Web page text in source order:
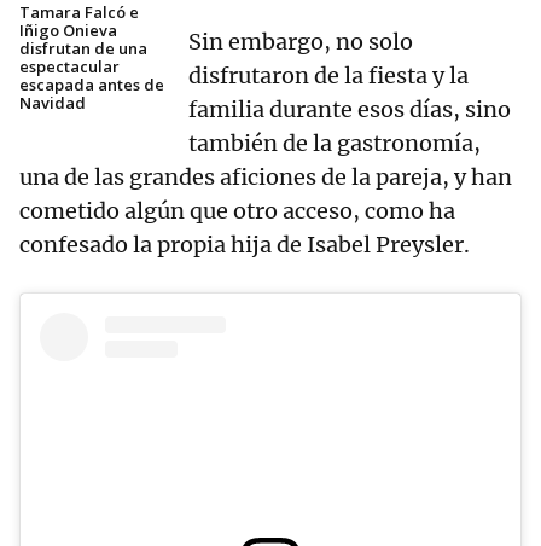
Tamara Falcó e
Iñigo Onieva
disfrutan de una
espectacular
escapada antes de
Navidad
Sin embargo, no solo
disfrutaron de la fiesta y la
familia durante esos días, sino
también de la gastronomía,
una de las grandes aficiones de la pareja, y han
cometido algún que otro acceso, como ha
confesado la propia hija de Isabel Preysler.